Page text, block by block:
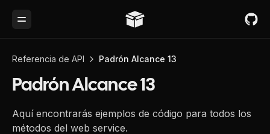
Toggle Menu
Referencia de API Padrón Alcance 13
Padrón Alcance 13
Aquí encontrarás ejemplos de código para todos los
métodos del web service.